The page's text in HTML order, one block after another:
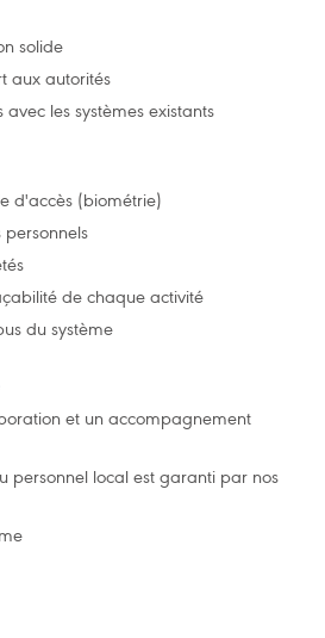
solide
aux autorités
les systèmes existants
d'accès (biométrie)
personnels
de chaque activité
du système
et un accompagnement
personnel local est garanti par nos